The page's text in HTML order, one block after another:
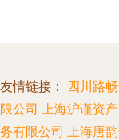
友情链接： 四川路
限公司 上海沪谨资
务有限公司 上海唐